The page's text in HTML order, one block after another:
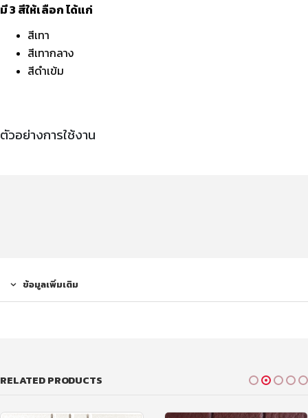
มี 3 สีให้เลือก ได้แก่
สีเทา
สีเทากลาง
สีดำเข้ม
ตัวอย่างการใช้งาน
ข้อมูลเพิ่มเติม
RELATED PRODUCTS